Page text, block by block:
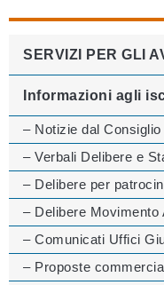
SERVIZI PER GLI
Informazioni agli
– Notizie dal Consiglio
– Verbali Delibere e
– Delibere per
– Delibere Movimento
– Comunicati Uffici
– Proposte